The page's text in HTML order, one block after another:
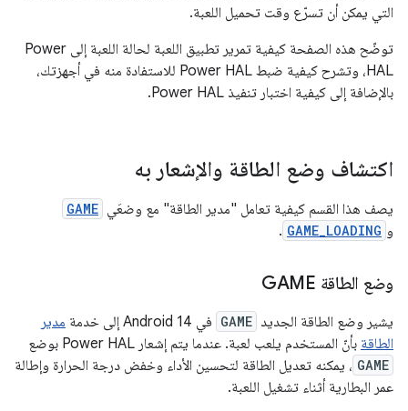
التي يمكن أن تسرّع وقت تحميل اللعبة.
توضّح هذه الصفحة كيفية تمرير تطبيق اللعبة لحالة اللعبة إلى Power
HAL، وتشرح كيفية ضبط Power HAL للاستفادة منه في أجهزتك،
بالإضافة إلى كيفية اختبار تنفيذ Power HAL.
اكتشاف وضع الطاقة والإشعار به
يصف هذا القسم كيفية تعامل "مدير الطاقة" مع وضعَي GAME
و GAME_LOADING
.
وضع الطاقة GAME
يشير وضع الطاقة الجديد GAME في Android 14 إلى خدمة
مدير
الطاقة بأنّ المستخدم يلعب لعبة. عندما يتم إشعار Power HAL بوضع
GAME ، يمكنه تعديل الطاقة لتحسين الأداء وخفض درجة الحرارة وإطالة
عمر البطارية أثناء تشغيل اللعبة.